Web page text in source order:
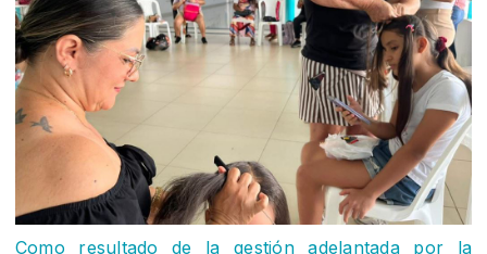
Como resultado de la gestión adelantada por la